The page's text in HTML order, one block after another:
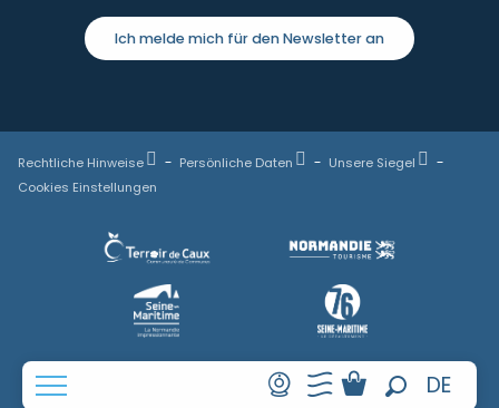
DE
FR
Ich melde mich für den Newsletter an
Rechtliche Hinweise Persönliche Daten
Unsere Siegel
Cookies Einstellungen